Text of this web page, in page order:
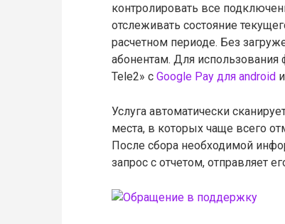
контролировать все
отслеживать состояние
расчетном периоде. Без
абонентам. Для
Tele2» с Google Pay для android
Услуга автоматически
места, в которых чаще всего
После сбора необходимой
запрос с отчетом, отправляет